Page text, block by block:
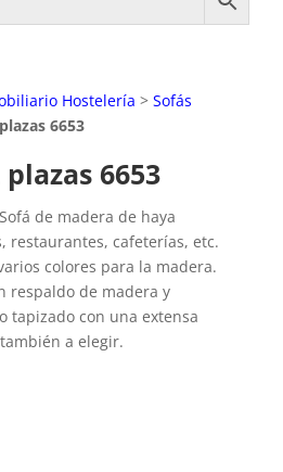
Hostelería > Sofás
6653
plazas 6653
de madera de haya
restaurantes, cafeterías, etc.
colores para la madera.
respaldo de madera y
tapizado con una extensa
a elegir.